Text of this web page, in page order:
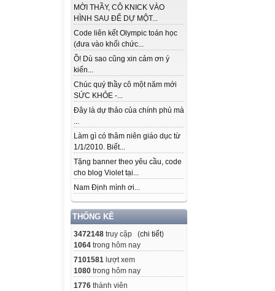
MỜI THẦY, CÔ KNICK VÀO
HÌNH SAU ĐỂ DỰ MỘT...
Code liên kết Olympic toán học
(đưa vào khối chức...
Ồ! Dù sao cũng xin cảm ơn ý
kiến...
Chúc quý thầy cô một năm mới
SỨC KHỎE -...
Đây là dự thảo của chính phủ mà
...
Làm gì có thâm niên giáo dục từ
1/1/2010. Biết...
Tặng banner theo yêu cầu, code
cho blog Violet tại...
Nam Định mình ơi...
THỐNG KÊ
3472148 truy cập (chi tiết)
1064 trong hôm nay
7101581 lượt xem
1080 trong hôm nay
1776 thành viên